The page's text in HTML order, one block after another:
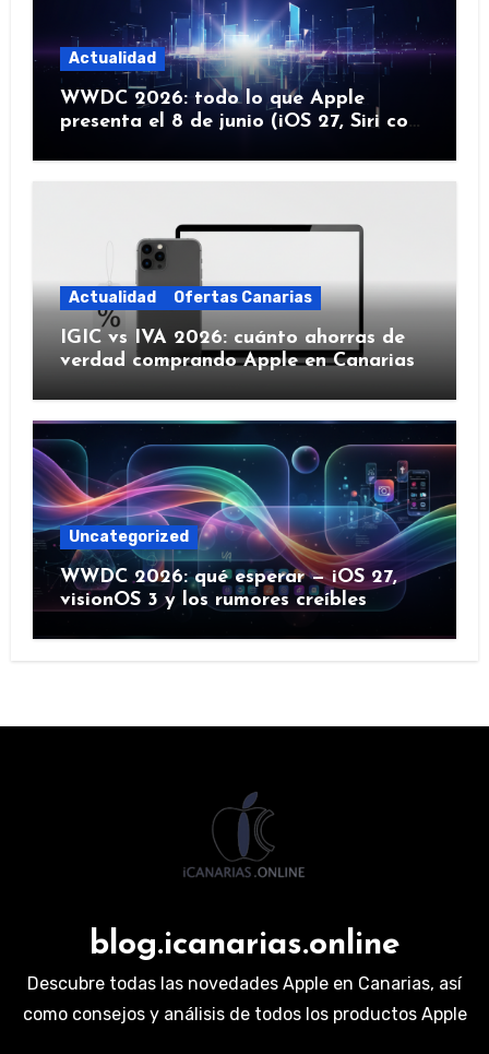
Actualidad
WWDC 2026: todo lo que Apple
presenta el 8 de junio (iOS 27, Siri con
Actualidad Ofertas Canarias
IGIC vs IVA 2026: cuánto ahorras de
verdad comprando Apple en Canarias
Uncategorized
WWDC 2026: qué esperar — iOS 27,
visionOS 3 y los rumores creíbles
blog.icanarias.online
Descubre todas las novedades Apple en Canarias, así
como consejos y análisis de todos los productos Apple